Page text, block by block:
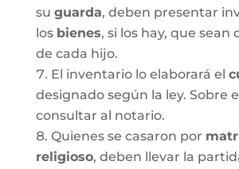
su guarda, deben presentar
los bienes, si los hay, que sean
de cada hijo.
El inventario lo elaborará el
designado según la ley. Sobre
consultar al notario.
Quienes se casaron por
religioso, deben llevar la